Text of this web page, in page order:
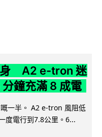
身 A2 e-tron 迷
鐘充滿 8 成電
一半。 A2 e-tron 風阻低
度電行到7.8公里。6...